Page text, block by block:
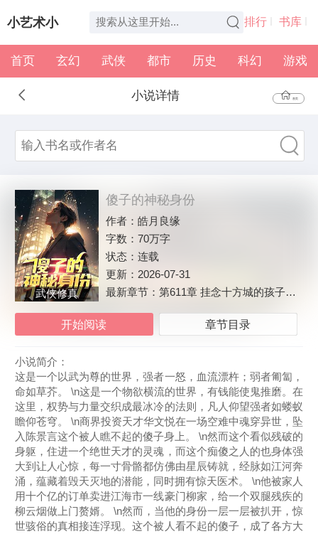
小艺术小
说
排行 书库
全本 书架
首页 玄幻 武侠 都市 历史 科幻 游戏
小说详情 首页
武侠修真
傻子的神秘身份
作者：皓月良缘
字数：70万字
状态：连载
更新： 2026-07-31
最新章节：第611章 挂念十方城的孩子（大结局）
开始阅读 章节目录
小说简介：
这是一个以武为尊的世界，强者一怒，血流漂杵；弱者匍匐，
命如草芥。 \n这是一个物欲横流的世界，有钱能使鬼推磨。在
这里，权势与力量交织成最冰冷的法则，凡人仰望强者如蝼蚁
瞻仰苍穹。 \n商界投资天才华文悦在一场空难中魂穿异世，坠
入陈景言这个被人瞧不起的傻子身上。 \n然而这个看似残破的
身躯，住进一个绝世天才的灵魂，而这个痴傻之人的也身体强
大到让人心惊，每一寸骨骼都仿佛由星辰铸就，经脉如江河奔
涌，蕴藏着毁天灭地的潜能，同时拥有惊天医术。 \n他被家人
用十个亿的订单卖进江海市一线豪门柳家，给一个双腿残疾的
柳云烟做上门赘婿。 \n然而，当他的身份一层一层被扒开，惊
世骇俗的真相接连浮现。这个被人看不起的傻子，成了各方大